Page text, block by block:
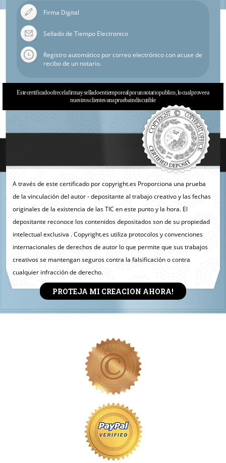
Firma Digital
Sellado de Tiempo Electronico
Registro automático por correo electrónico con acuse de
recibo de un notario.
Este certificado ofrece la firma y sellado en tiempo real por un notario publico, lo cual provee a
nuestros clientes una prueba indiscutible
A través de este certificado por copyright.es Proporciona una prueba
de la vinculación del autor - depositante al trabajo creativo y las fechas
originales de la existencia de las TIC en este punto y la hora. El
depositante reconoce los contenidos depositados son de su propiedad
intelectual exclusiva . Copyright.es utiliza protocolos y convenciones
internacionales de derechos de autor lo que permite que sus trabajos
creativos se mantengan seguros contra la falsificación o contra
cualquier infracción de derecho.
PROTEJA MI CREACION AHORA!